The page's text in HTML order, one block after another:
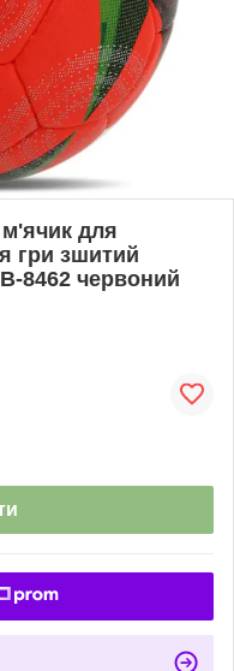
для
гри зшитий
8462 червоний